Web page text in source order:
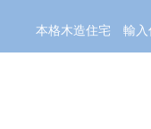
本格木造住宅 輸入